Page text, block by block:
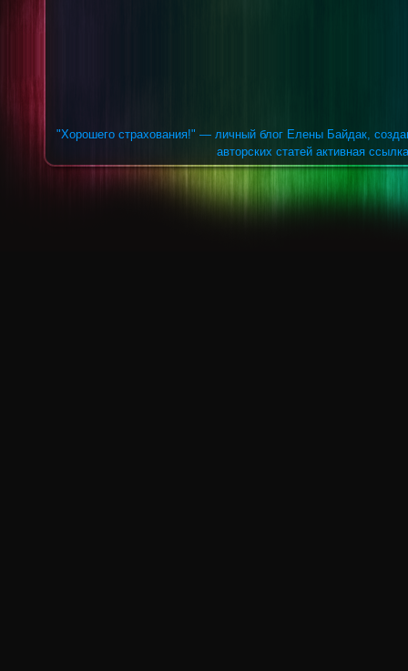
"Хорошего страхования!" — личный блог Елены Байдак,
авторских статей активная